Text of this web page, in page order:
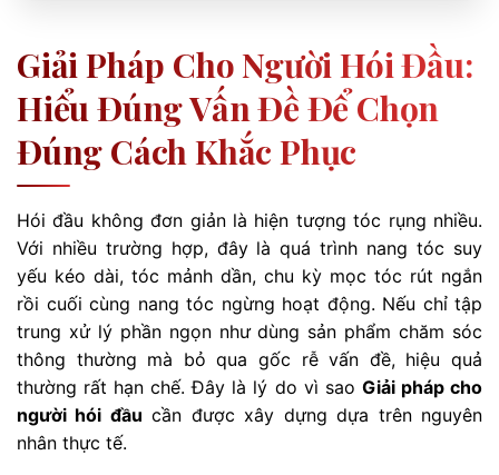
Giải Pháp Cho Người Hói Đầu:
Hiểu Đúng Vấn Đề Để Chọn
Đúng Cách Khắc Phục
Hói đầu không đơn giản là hiện tượng tóc rụng nhiều.
Với nhiều trường hợp, đây là quá trình nang tóc suy
yếu kéo dài, tóc mảnh dần, chu kỳ mọc tóc rút ngắn
rồi cuối cùng nang tóc ngừng hoạt động. Nếu chỉ tập
trung xử lý phần ngọn như dùng sản phẩm chăm sóc
thông thường mà bỏ qua gốc rễ vấn đề, hiệu quả
thường rất hạn chế. Đây là lý do vì sao Giải pháp cho
người hói đầu cần được xây dựng dựa trên nguyên
nhân thực tế.